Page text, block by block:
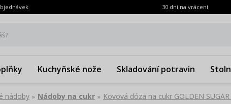
30 dní na vrácení
Kuchyňské nože Skladování potravin
nádoby » Nádoby na cukr » Kovová dóza na cukr GOLDEN